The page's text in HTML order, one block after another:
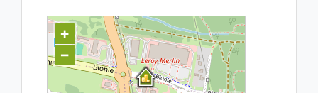
+
−